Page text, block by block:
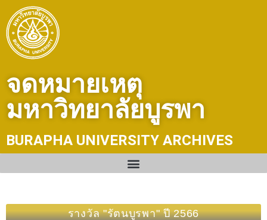
content
จดหมายเหตุ
มหาวิทยาลัยบูรพา
BURAPHA UNIVERSITY ARCHIVES
รางวัล "รัตนบูรพา" ปี 2566